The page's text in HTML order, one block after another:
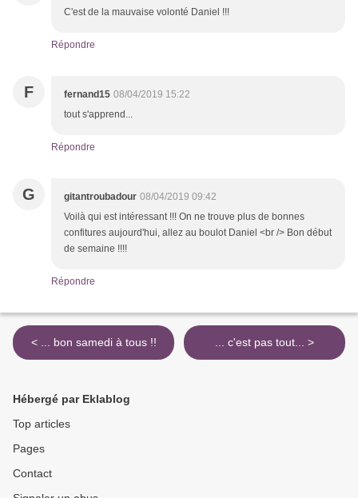
C'est de la mauvaise volonté Daniel !!!
Répondre
F fernand15 08/04/2019 15:22
tout s'apprend...
Répondre
G gitantroubadour 08/04/2019 09:42
Voilà qui est intéressant !!! On ne trouve plus de bonnes
confitures aujourd'hui, allez au boulot Daniel <br /> Bon début
de semaine !!!!
Répondre
< ... bon samedi à tous !! ... c'est pas tout... >
Hébergé par Eklablog
Top articles
Pages
Contact